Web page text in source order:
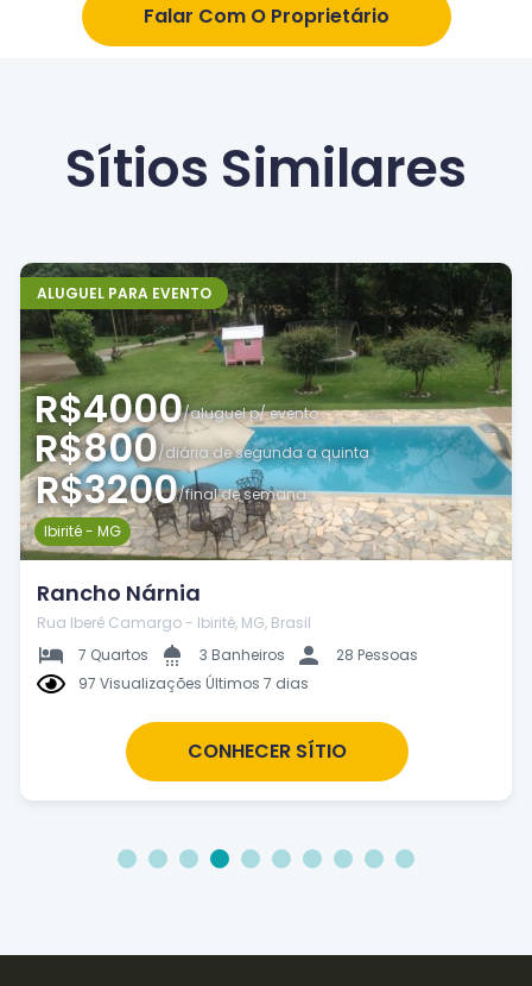
Falar Com O Proprietário
Sítios Similares
R$800/diária de segunda a quinta
R$4000/aluguel p/ evento
R$3200/final de semana
Ibirité - MG
ALUGUEL PARA EVENTO
Rancho Nárnia
Rua Iberê Camargo - Ibirité, MG, Brasil
7 Quartos
3 Banheiros
28 Pessoas
97 Visualizações Últimos 7 dias
CONHECER SÍTIO
3 4 5 6 7 8 9 10